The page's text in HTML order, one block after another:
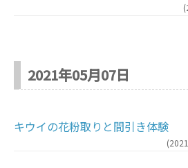
(
2021年05月07日
キウイの花粉取りと間引き体験
(